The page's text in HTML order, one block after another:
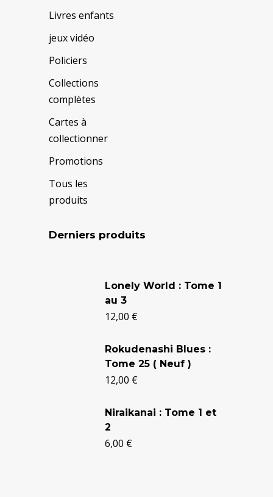
Livres enfants
jeux vidéo
Policiers
Collections
complètes
Cartes à
collectionner
Promotions
Tous les
produits
Derniers produits
Lonely World : Tome 1
au 3
12,00 €
Rokudenashi Blues :
Tome 25 ( Neuf )
12,00 €
Niraikanai : Tome 1 et
2
6,00 €